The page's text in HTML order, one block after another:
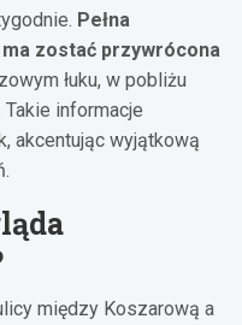
Pełna
zostać przywrócona
łuku, w pobliżu
informacje
akcentując wyjątkową
między Koszarową a